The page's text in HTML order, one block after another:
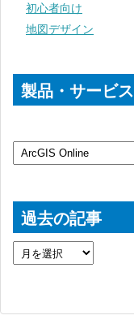
初心者向け
地図デザイン
製品・サービス
過去の記事